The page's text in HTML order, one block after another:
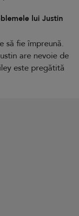
lui Justin
să fie împreună.
are nevoie de
este pregătită